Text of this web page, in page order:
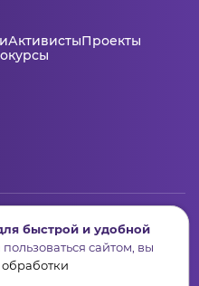
АктивистыПроекты
автономный округ – Югра,
быстрой и удобной
сайтом, вы